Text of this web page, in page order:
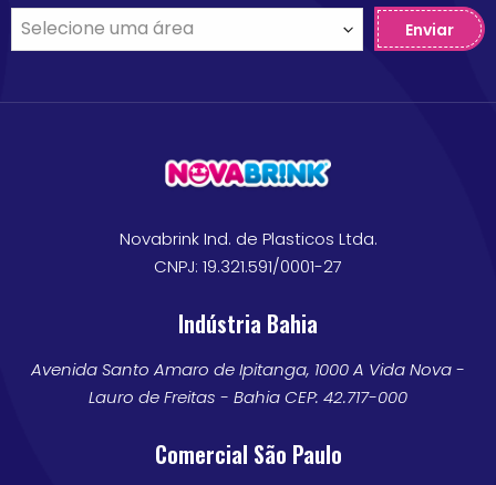
Enviar
Novabrink Ind. de Plasticos Ltda.
CNPJ: 19.321.591/0001-27
Indústria Bahia
Avenida Santo Amaro de Ipitanga, 1000 A Vida Nova -
Lauro de Freitas - Bahia CEP: 42.717-000
Comercial São Paulo